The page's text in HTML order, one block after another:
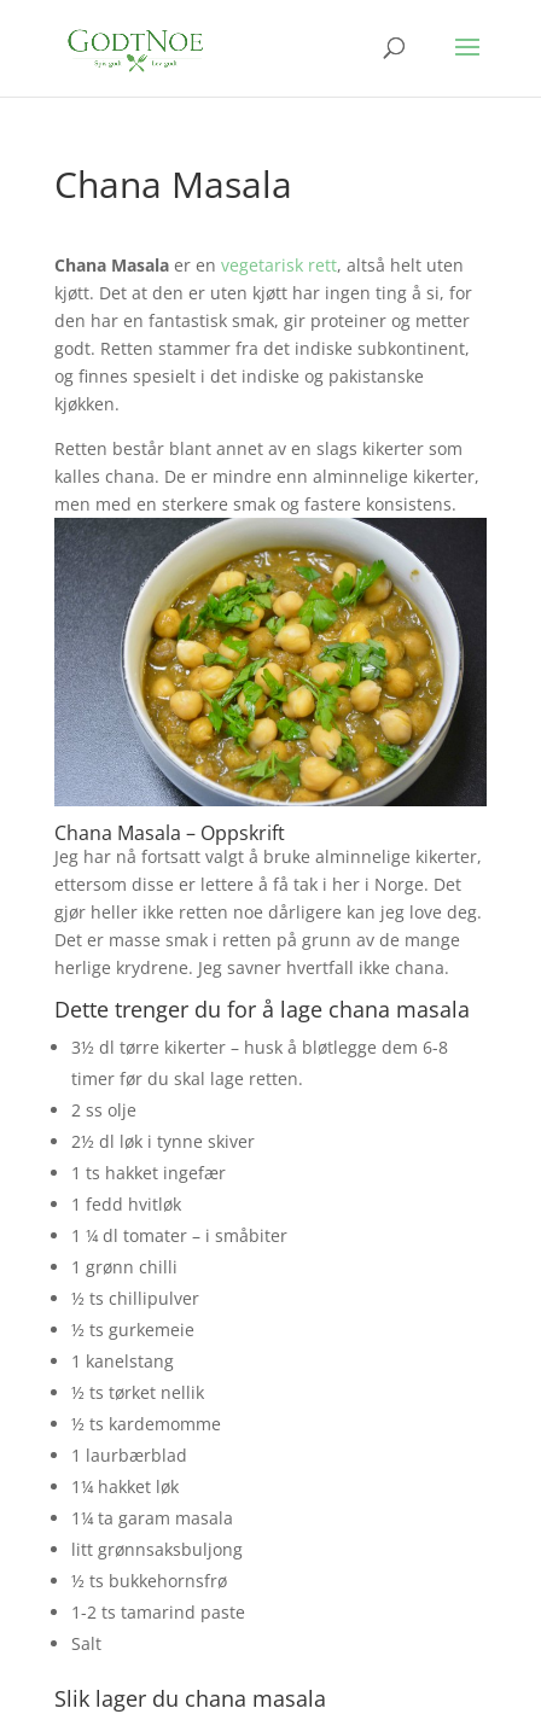
Chana Masala
Chana Masala er en vegetarisk rett, altså helt uten
kjøtt. Det at den er uten kjøtt har ingen ting å si, for
den har en fantastisk smak, gir proteiner og metter
godt. Retten stammer fra det indiske subkontinent,
og finnes spesielt i det indiske og pakistanske
kjøkken.
Retten består blant annet av en slags kikerter som
kalles chana. De er mindre enn alminnelige kikerter,
men med en sterkere smak og fastere konsistens.
Chana Masala – Oppskrift
Jeg har nå fortsatt valgt å bruke alminnelige kikerter,
ettersom disse er lettere å få tak i her i Norge. Det
gjør heller ikke retten noe dårligere kan jeg love deg.
Det er masse smak i retten på grunn av de mange
herlige krydrene. Jeg savner hvertfall ikke chana.
Dette trenger du for å lage chana masala
3½ dl tørre kikerter – husk å bløtlegge dem 6-8
timer før du skal lage retten.
2 ss olje
2½ dl løk i tynne skiver
1 ts hakket ingefær
1 fedd hvitløk
1 ¼ dl tomater – i småbiter
1 grønn chilli
½ ts chillipulver
½ ts gurkemeie
1 kanelstang
½ ts tørket nellik
½ ts kardemomme
1 laurbærblad
1¼ hakket løk
1¼ ta garam masala
litt grønnsaksbuljong
½ ts bukkehornsfrø
1-2 ts tamarind paste
Salt
Slik lager du chana masala